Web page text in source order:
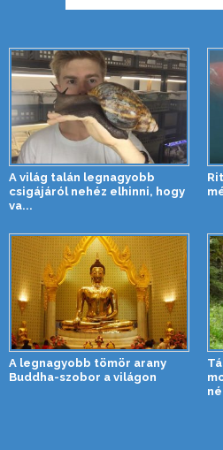
A világ talán legnagyobb
csigájáról nehéz elhinni, hogy
va...
A legnagyobb tömör arany
Buddha-szobor a világon